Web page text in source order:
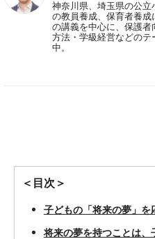
神奈川県、埼玉県の公
の教員養成、保育者養
の講義を中心に、保護
方法・学級経営などの
中。
＜目次＞
子どもの「将来の夢」を
将来の夢を持つことは、